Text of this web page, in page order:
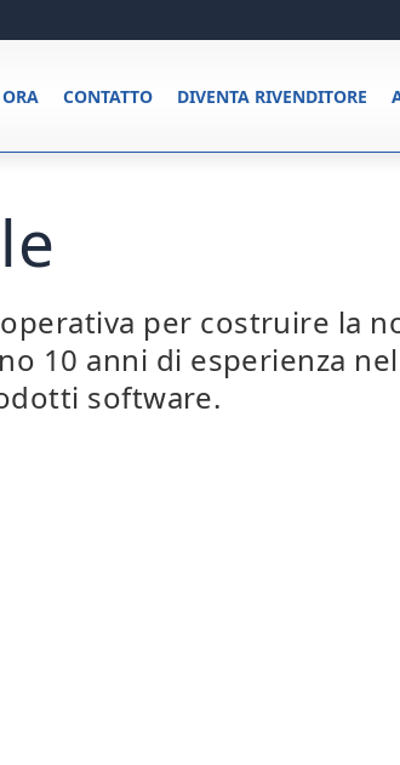
DIVENTA RIVENDITORE
CONTATTO
per costruire la
10 anni di esperienza
software.